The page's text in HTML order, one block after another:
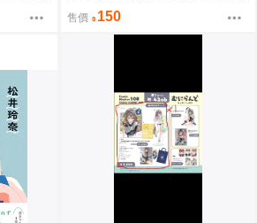
SION をつくる (1) 創刊號
售價 150